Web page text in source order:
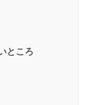
ところ